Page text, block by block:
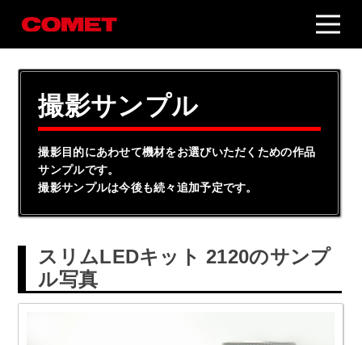
撮影サンプル
撮影目的にあわせて機材をお選びいただくための作品
サンプルです。
撮影サンプルは今後も続々追加予定です。
スリムLEDキット 2120のサンプ
ル写真